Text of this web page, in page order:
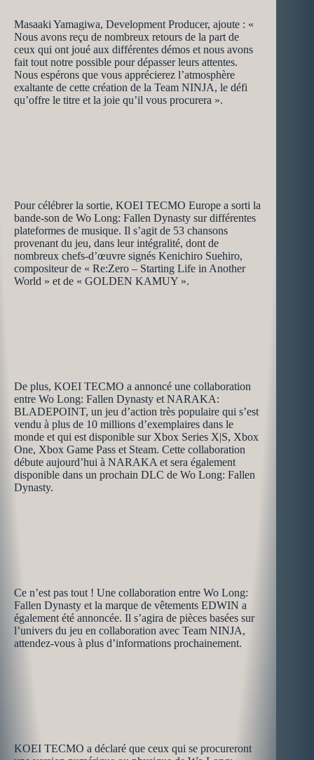
Masaaki Yamagiwa, Development Producer, ajoute : «
Nous avons reçu de nombreux retours de la part de
ceux qui ont joué aux différentes démos et nous avons
fait tout notre possible pour dépasser leurs attentes.
Nous espérons que vous apprécierez l’atmosphère
exaltante de cette création de la Team NINJA, le défi
qu’offre le titre et la joie qu’il vous procurera ».
Pour célébrer la sortie, KOEI TECMO Europe a sorti la
bande-son de Wo Long: Fallen Dynasty sur différentes
plateformes de musique. Il s’agit de 53 chansons
provenant du jeu, dans leur intégralité, dont de
nombreux chefs-d’œuvre signés Kenichiro Suehiro,
compositeur de « Re:Zero – Starting Life in Another
World » et de « GOLDEN KAMUY ».
De plus, KOEI TECMO a annoncé une collaboration
entre Wo Long: Fallen Dynasty et NARAKA:
BLADEPOINT, un jeu d’action très populaire qui s’est
vendu à plus de 10 millions d’exemplaires dans le
monde et qui est disponible sur Xbox Series X|S, Xbox
One, Xbox Game Pass et Steam. Cette collaboration
débute aujourd’hui à NARAKA et sera également
disponible dans un prochain DLC de Wo Long: Fallen
Dynasty.
Ce n’est pas tout ! Une collaboration entre Wo Long:
Fallen Dynasty et la marque de vêtements EDWIN a
également été annoncée. Il s’agira de pièces basées sur
l’univers du jeu en collaboration avec Team NINJA,
attendez-vous à plus d’informations prochainement.
KOEI TECMO a déclaré que ceux qui se procureront